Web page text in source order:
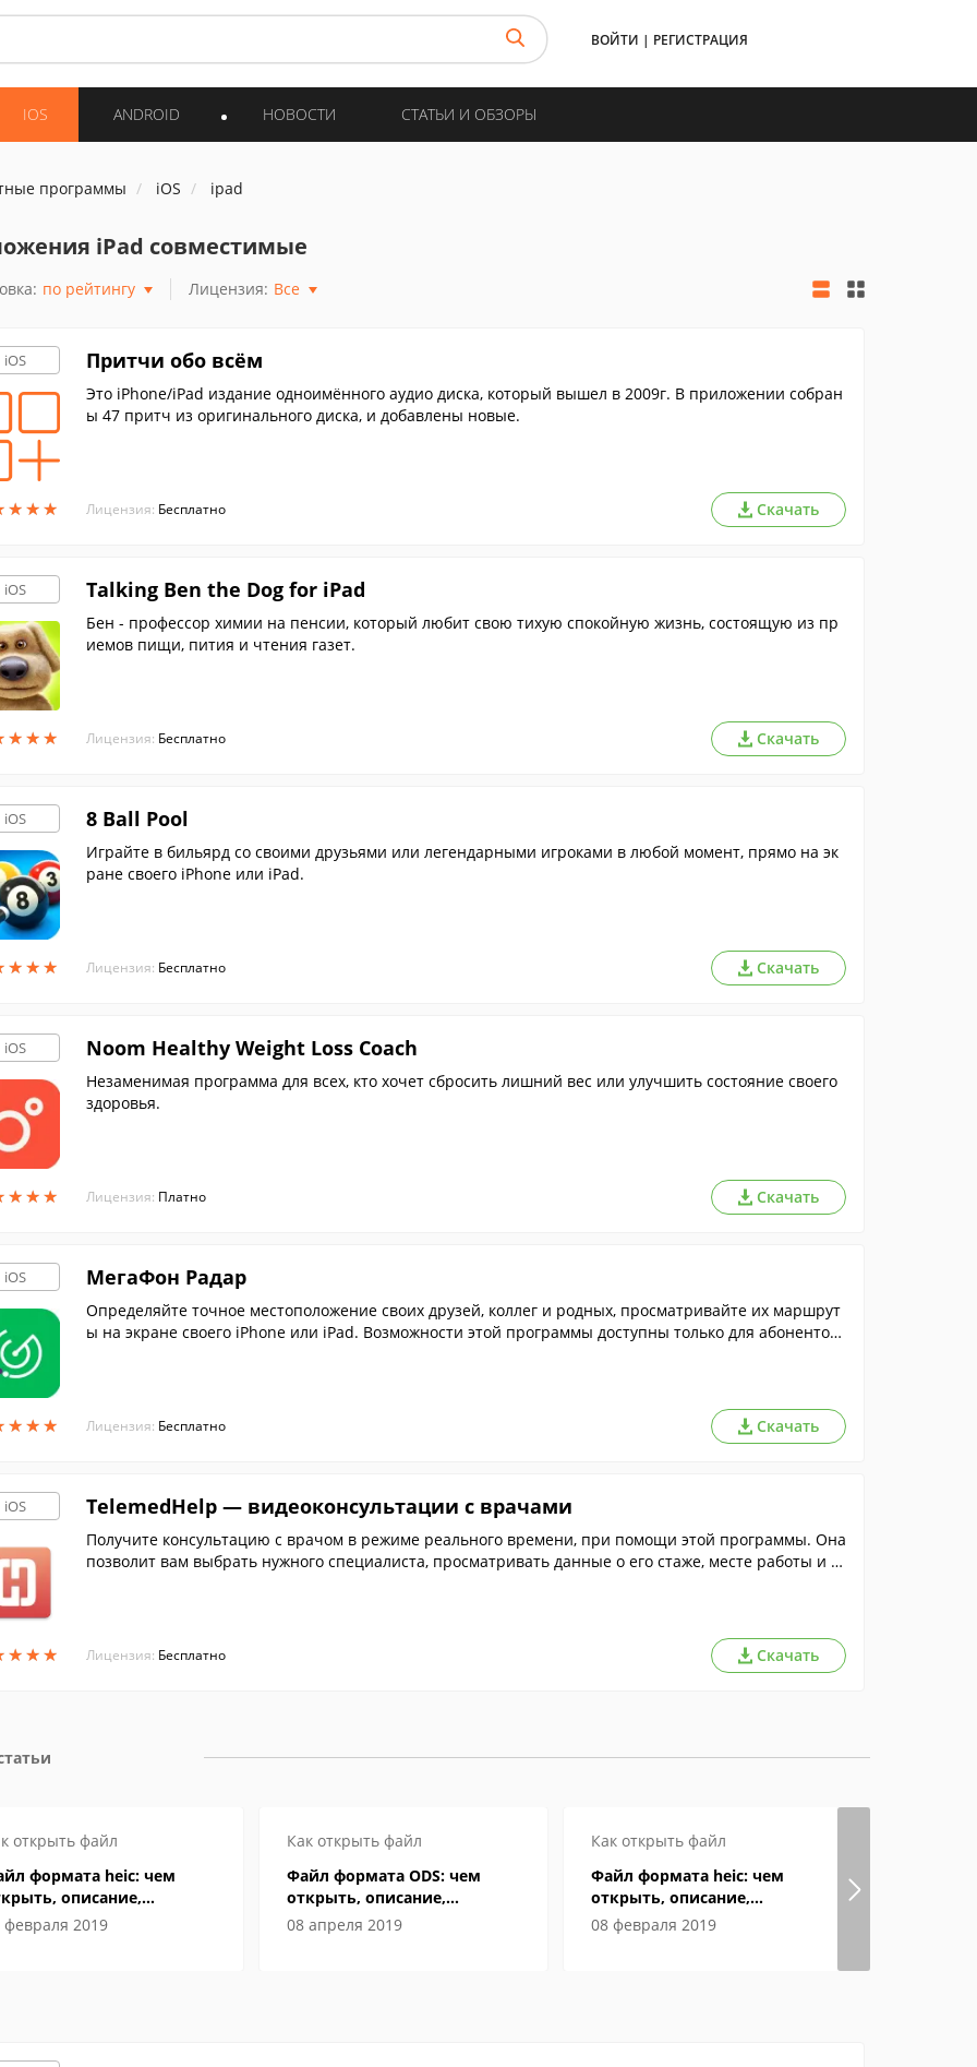
ВОЙТИ | РЕГИСТРАЦИЯ
IOS ANDROID НОВОСТИ СТАТЬИ И ОБЗОРЫ
программы iOS ipad
iPad совместимые
по рейтингу Лицензия: Все
iOS
★★★
★★★
Притчи обо всём
Это iPhone/iPad издание одноимённого аудио диска, который вышел в 2009г. В приложении собран
ы 47 притч из оригинального диска, и добавлены новые.
Лицензия: Бесплатно Скачать
iOS
★★★
★★★
Talking Ben the Dog for iPad
Бен - профессор химии на пенсии, который любит свою тихую спокойную жизнь, состоящую из пр
иемов пищи, пития и чтения газет.
Лицензия: Бесплатно Скачать
iOS
★★★
★★★
8 Ball Pool
Играйте в бильярд со своими друзьями или легендарными игроками в любой момент, прямо на эк
ране своего iPhone или iPad.
Лицензия: Бесплатно Скачать
iOS
★★★
★★★
Noom Healthy Weight Loss Coach
Незаменимая программа для всех, кто хочет сбросить лишний вес или улучшить состояние своего
здоровья.
Лицензия: Платно Скачать
iOS
★★★
★★★
МегаФон Радар
Определяйте точное местоположение своих друзей, коллег и родных, просматривайте их маршрут
ы на экране своего iPhone или iPad. Возможности этой программы доступны только для абонентов
Лицензия: Бесплатно Скачать
iOS
★★★
★★★
TelemedHelp — видеоконсультации с врачами
Получите консультацию с врачом в режиме реального времени, при помощи этой программы. Она
позволит вам выбрать нужного специалиста, просматривать данные о его стаже, месте работы и ст
Лицензия: Бесплатно Скачать
открыть файл
формата heic: чем
описание,
февраля 2019
Как открыть файл
Файл формата ODS: чем
открыть, описание,
особенности
08 апреля 2019
Как открыть файл
Файл формата heic: чем
открыть, описание,
особенности
08 февраля 2019